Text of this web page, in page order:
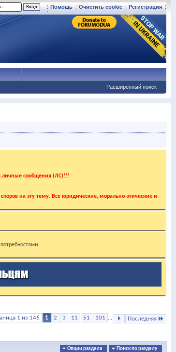
Регистрация
Очистить cookie
Помощь
Расширенный поиск
личные сообщения (ЛС)!!!
на эту тему. Все юридические, морально-этические и
1 из 146 1 2 3 11 51 101 ... Последняя
Опции раздела Поиск по разделу